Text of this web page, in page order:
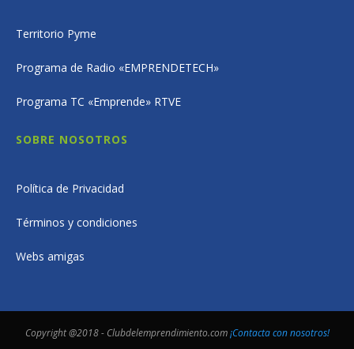
Territorio Pyme
Programa de Radio «EMPRENDETECH»
Programa TC «Emprende» RTVE
SOBRE NOSOTROS
Política de Privacidad
Términos y condiciones
Webs amigas
Copyright @2018 - Clubdelemprendimiento.com¡Contacta con nosotros!